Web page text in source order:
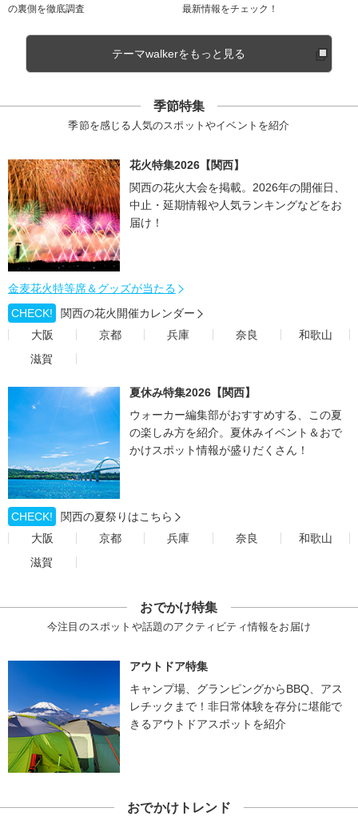
の裏側を徹底調査
最新情報をチェック！
テーマwalkerをもっと見る
季節特集
季節を感じる人気のスポットやイベントを紹介
花火特集2026【関西】
関西の花火大会を掲載。2026年の開催日、
中止・延期情報や人気ランキングなどをお
届け！
金麦花火特等席＆グッズが当たる
CHECK!
関西の花火開催カレンダー
大阪
京都 兵庫 奈良
和歌山
滋賀
夏休み特集2026【関西】
ウォーカー編集部がおすすめする、この夏
の楽しみ方を紹介。夏休みイベント＆おで
かけスポット情報が盛りだくさん！
CHECK!
関西の夏祭りはこちら
大阪
京都 兵庫 奈良
和歌山
滋賀
おでかけ特集
今注目のスポットや話題のアクティビティ情報をお届け
アウトドア特集
キャンプ場、グランピングからBBQ、アス
レチックまで！非日常体験を存分に堪能で
きるアウトドアスポットを紹介
おでかけトレンド